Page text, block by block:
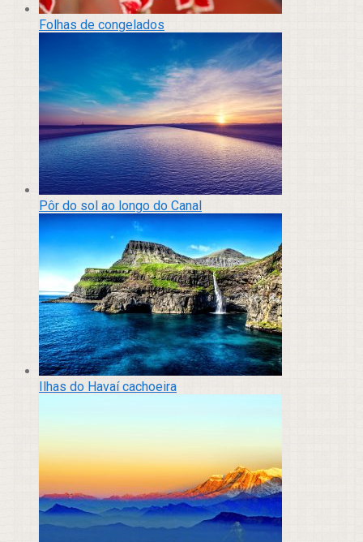
Folhas de congelados
Pôr do sol ao longo do Canal
Ilhas do Havaí cachoeira